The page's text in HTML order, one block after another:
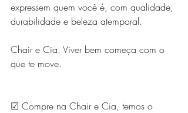
expressem quem você é, com qualidade,
durabilidade e beleza atemporal.
Chair e Cia. Viver bem começa com o
que te move.
☑ Compre na Chair e Cia, temos o